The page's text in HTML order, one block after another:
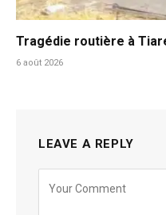
Tragédie routière à
6 août 2026
LEAVE A REPLY